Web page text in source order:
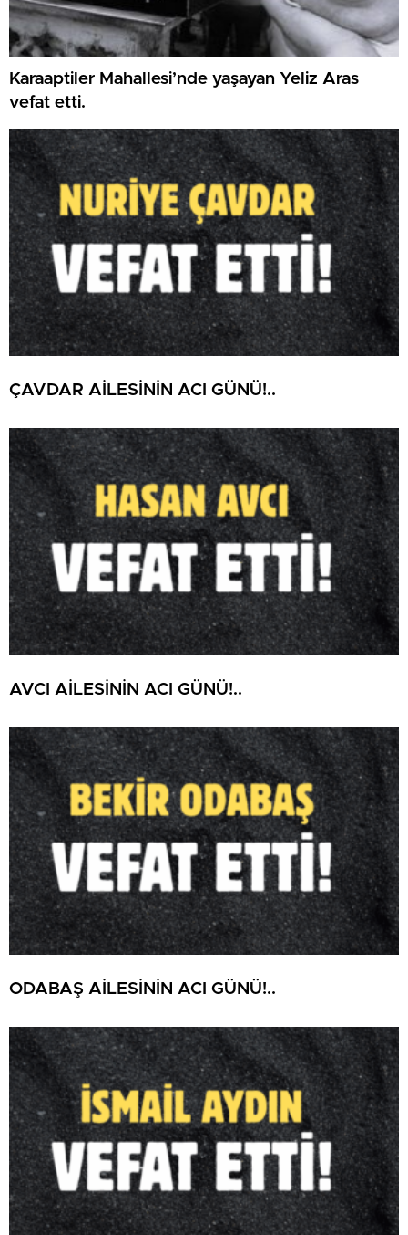
Karaaptiler Mahallesi’nde yaşayan Yeliz Aras
vefat etti.
ÇAVDAR AİLESİNİN ACI GÜNÜ!..
AVCI AİLESİNİN ACI GÜNÜ!..
ODABAŞ AİLESİNİN ACI GÜNÜ!..